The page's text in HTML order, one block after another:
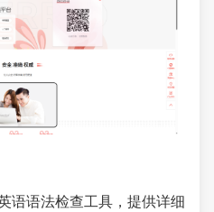
语语法检查工具，提供详细